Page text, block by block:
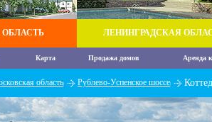
ЛЕНИНГРАДСКАЯ
Карта Продажа домов Аренда
область Рублево-Успенское шоссе